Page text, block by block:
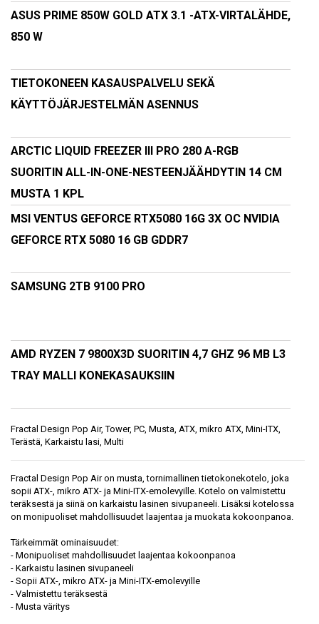
ASUS PRIME 850W GOLD ATX 3.1 -ATX-VIRTALÄHDE,
850 W
TIETOKONEEN KASAUSPALVELU SEKÄ
KÄYTTÖJÄRJESTELMÄN ASENNUS
ARCTIC LIQUID FREEZER III PRO 280 A-RGB
SUORITIN ALL-IN-ONE-NESTEENJÄÄHDYTIN 14 CM
MUSTA 1 KPL
MSI VENTUS GEFORCE RTX5080 16G 3X OC NVIDIA
GEFORCE RTX 5080 16 GB GDDR7
SAMSUNG 2TB 9100 PRO
AMD RYZEN 7 9800X3D SUORITIN 4,7 GHZ 96 MB L3
TRAY MALLI KONEKASAUKSIIN
Fractal Design Pop Air, Tower, PC, Musta, ATX, mikro ATX, Mini-ITX,
Terästä, Karkaistu lasi, Multi
Fractal Design Pop Air on musta, tornimallinen tietokonekotelo, joka
sopii ATX-, mikro ATX- ja Mini-ITX-emolevyille. Kotelo on valmistettu
teräksestä ja siinä on karkaistu lasinen sivupaneeli. Lisäksi kotelossa
on monipuoliset mahdollisuudet laajentaa ja muokata kokoonpanoa.
Tärkeimmät ominaisuudet:
- Monipuoliset mahdollisuudet laajentaa kokoonpanoa
- Karkaistu lasinen sivupaneeli
- Sopii ATX-, mikro ATX- ja Mini-ITX-emolevyille
- Valmistettu teräksestä
- Musta väritys